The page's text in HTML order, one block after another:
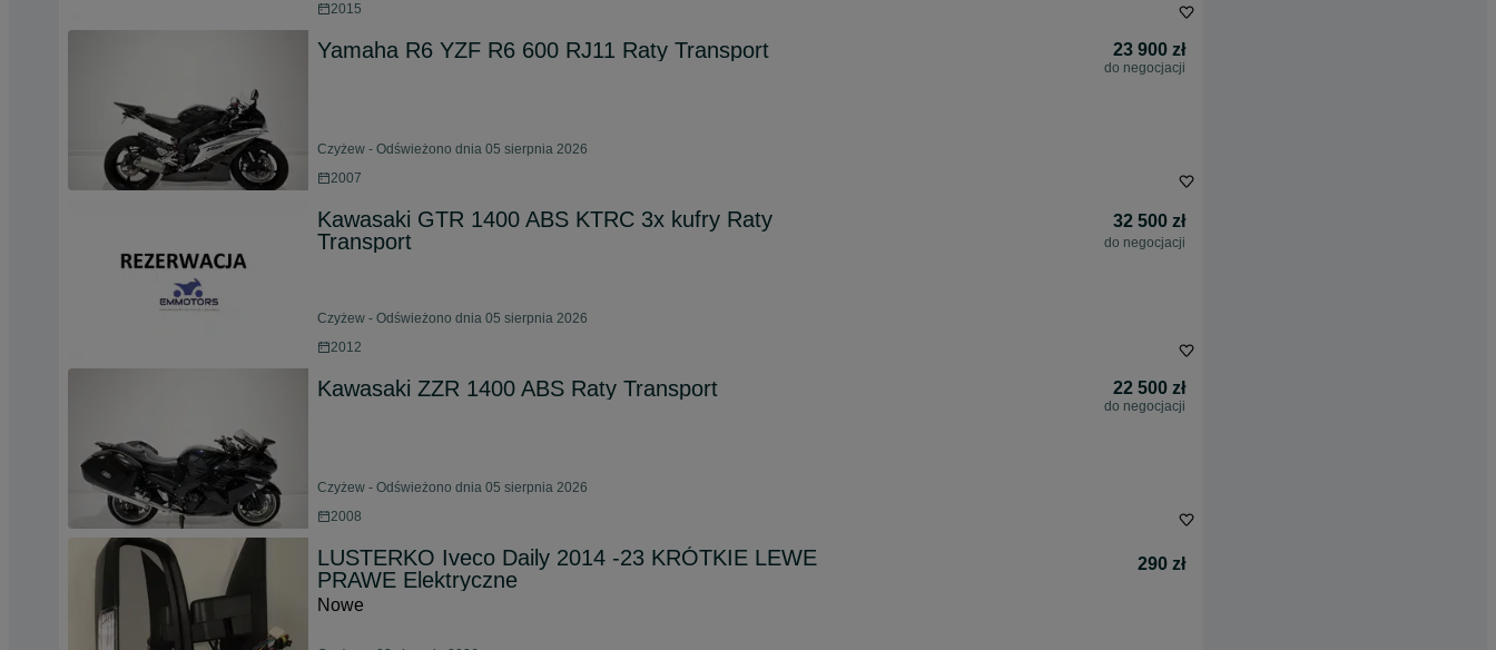
2015
Yamaha R6 YZF R6 600 RJ11 Raty Transport 23 900 zł
do negocjacji
Czyżew - Odświeżono dnia 05 sierpnia 2026
2007
Kawasaki GTR 1400 ABS KTRC 3x kufry Raty
Transport
32 500 zł
do negocjacji
Czyżew - Odświeżono dnia 05 sierpnia 2026
2012
Kawasaki ZZR 1400 ABS Raty Transport 22 500 zł
do negocjacji
Czyżew - Odświeżono dnia 05 sierpnia 2026
2008
LUSTERKO Iveco Daily 2014 -23 KRÓTKIE LEWE
PRAWE Elektryczne
290 zł
Nowe